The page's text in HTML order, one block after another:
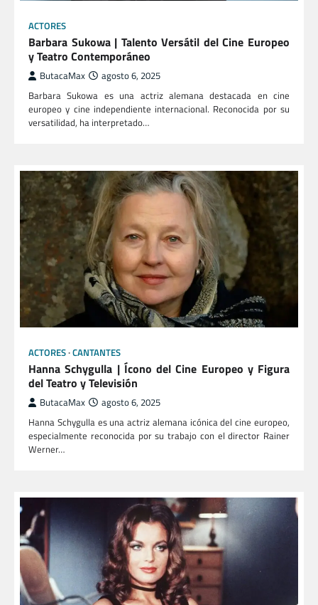
ACTORES
Barbara Sukowa | Talento Versátil del Cine Europeo
y Teatro Contemporáneo
ButacaMax agosto 6, 2025
Barbara Sukowa es una actriz alemana destacada en cine
europeo y cine independiente internacional. Reconocida por su
versatilidad, ha interpretado…
ACTORES CANTANTES
Hanna Schygulla | Ícono del Cine Europeo y Figura
del Teatro y Televisión
ButacaMax agosto 6, 2025
Hanna Schygulla es una actriz alemana icónica del cine europeo,
especialmente reconocida por su trabajo con el director Rainer
Werner…